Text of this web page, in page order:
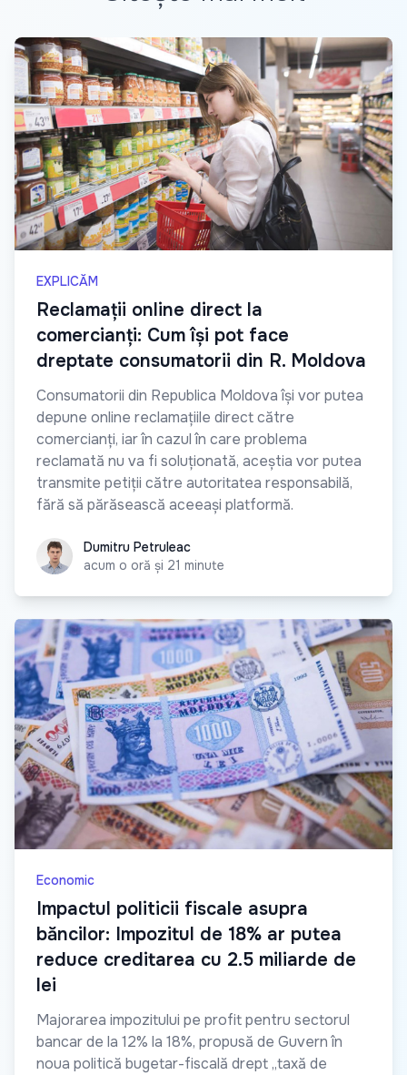
EXPLICĂM
Reclamații online direct la
comercianți: Cum își pot face
dreptate consumatorii din R. Moldova
Consumatorii din Republica Moldova își vor putea
depune online reclamațiile direct către
comercianți, iar în cazul în care problema
reclamată nu va fi soluționată, aceștia vor putea
transmite petiții către autoritatea responsabilă,
fără să părăsească aceeași platformă.
Dumitru Petruleac
Dumitru Petruleac
acum o oră și 21 minute
Economic
Impactul politicii fiscale asupra
băncilor: Impozitul de 18% ar putea
reduce creditarea cu 2.5 miliarde de
lei
Majorarea impozitului pe profit pentru sectorul
bancar de la 12% la 18%, propusă de Guvern în
noua politică bugetar-fiscală drept „taxă de